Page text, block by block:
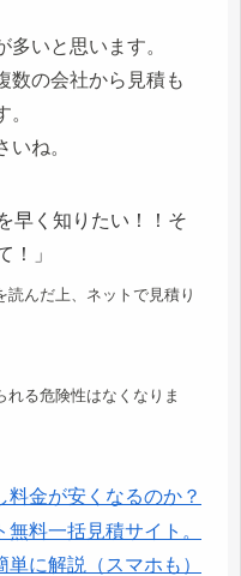
いと思います。
数の会社から見積も
ね。
早く知りたい！！そ
！」
んだ上、ネットで見積り
る危険性はなくなりま
料金が安くなるのか？
無料一括見積サイト。
単に解説（スマホも）